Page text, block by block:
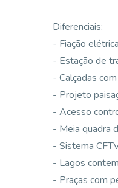
Diferenciais:
- Fiação
- Estação de
- Calçadas
- Projeto
- Acesso
- Meia quadra
- Sistema
- Lagos
- Praças com